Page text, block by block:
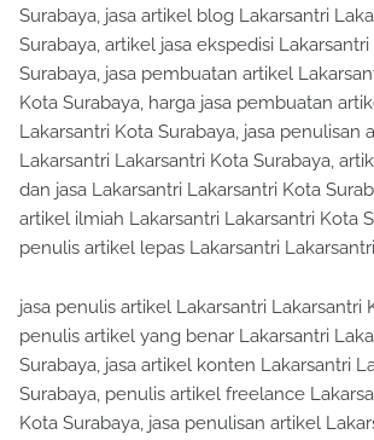
Surabaya, jasa artikel blog Lakarsantri
Surabaya, artikel jasa ekspedisi
Surabaya, jasa pembuatan artikel
Kota Surabaya, harga jasa pembuatan
Lakarsantri Kota Surabaya, jasa penulisan
Lakarsantri Lakarsantri Kota Surabaya,
dan jasa Lakarsantri Lakarsantri Kota
artikel ilmiah Lakarsantri Lakarsantri Kota
penulis artikel lepas Lakarsantri
jasa penulis artikel Lakarsantri Lakarsantri
penulis artikel yang benar Lakarsantri
Surabaya, jasa artikel konten Lakarsantri
Surabaya, penulis artikel freelance
Kota Surabaya, jasa penulisan artikel